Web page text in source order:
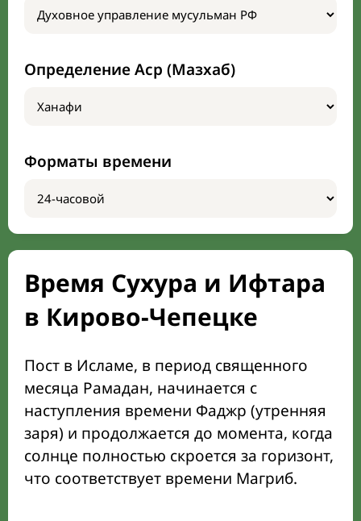
Определение Аср (Мазхаб)
Форматы времени
Время Сухура и Ифтара
в Кирово-Чепецке
Пост в Исламе, в период священного
месяца Рамадан, начинается с
наступления времени Фаджр (утренняя
заря) и продолжается до момента, когда
солнце полностью скроется за горизонт,
что соответствует времени Магриб.